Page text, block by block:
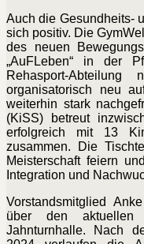
Auch die Gesundheits-
sich positiv. Die
des neuen
„AuFLeben“ in der
Rehasport-Abteilung
organisatorisch neu
weiterhin stark
(KiSS) betreut
erfolgreich mit 13
zusammen. Die
Meisterschaft feiern
Integration und
Vorstandsmitglied
über den aktuellen
Jahnturnhalle. Nach